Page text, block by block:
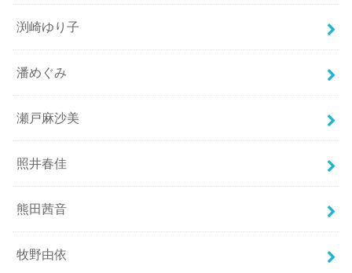
渕崎ゆり子
潘めぐみ
瀬戸麻沙美
照井春佳
熊田茜音
牧野由依